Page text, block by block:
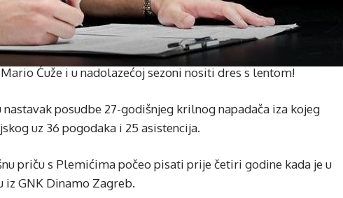
Ćuže i u nadolazećoj sezoni nositi dres s lentom!
posudbe 27-godišnjeg krilnog napadača iza kojeg
uz 36 pogodaka i 25 asistencija.
priču s Plemićima počeo pisati prije četiri godine kada je u
iz GNK Dinamo Zagreb.